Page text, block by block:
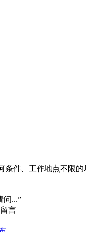
条件、工作地点不限的
问...”